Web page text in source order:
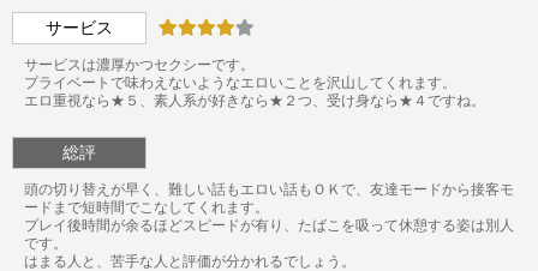
サービス
サービスは濃厚かつセクシーです。
プライベートで味わえないようなエロいことを沢山してくれます。
エロ重視なら★５、素人系が好きなら★２つ、受け身なら★４ですね。
総評
頭の切り替えが早く、難しい話もエロい話もＯＫで、友達モードから接客モ
ードまで短時間でこなしてくれます。
プレイ後時間が余るほどスピードが有り、たばこを吸って休憩する姿は別人
です。
はまる人と、苦手な人と評価が分かれるでしょう。